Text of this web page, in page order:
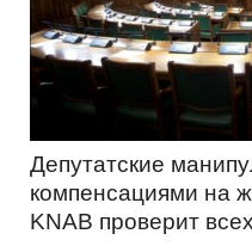
Депутатские
компенсациями на
KNAB проверит всех